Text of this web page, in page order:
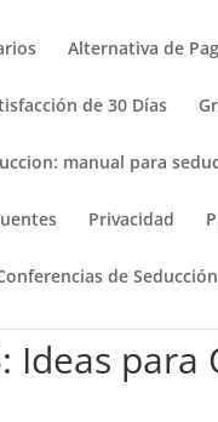
Alternativa de
de 30 Días
manual para
Privacidad
de Seducción
Ideas para